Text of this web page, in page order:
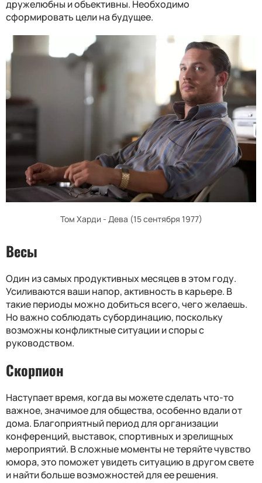
дружелюбны и объективны. Необходимо
сформировать цели на будущее.
Том Харди - Дева (15 сентября 1977)
Весы
Один из самых продуктивных месяцев в этом году.
Усиливаются ваши напор, активность в карьере. В
такие периоды можно добиться всего, чего желаешь.
Но важно соблюдать субординацию, поскольку
возможны конфликтные ситуации и споры с
руководством.
Скорпион
Наступает время, когда вы можете сделать что-то
важное, значимое для общества, особенно вдали от
дома. Благоприятный период для организации
конференций, выставок, спортивных и зрелищных
мероприятий. В сложные моменты не теряйте чувство
юмора, это поможет увидеть ситуацию в другом свете
и найти больше возможностей для ее решения.